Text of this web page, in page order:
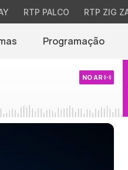
RTP PALCO RTP ZIG
Programação
NO AR